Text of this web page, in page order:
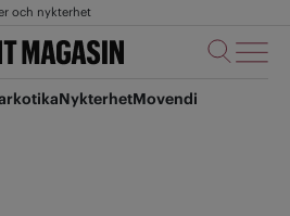
och nykterhet
NykterhetMovendi